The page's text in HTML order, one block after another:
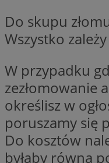
Do skupu
Wszystko
W przypadku
zezłomowanie
określisz w
poruszamy się
Do kosztów
byłaby równa